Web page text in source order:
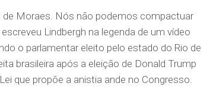
de Moraes. Nós não podemos compactuar
Lindbergh na legenda de um vídeo
o parlamentar eleito pelo estado do Rio de
brasileira após a eleição de Donald Trump
que propõe a anistia ande no Congresso.